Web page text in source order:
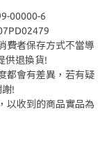
00000-6
費者保存方式不當導
供退換貨!
都會有差異，若有疑
!
以收到的商品實品為